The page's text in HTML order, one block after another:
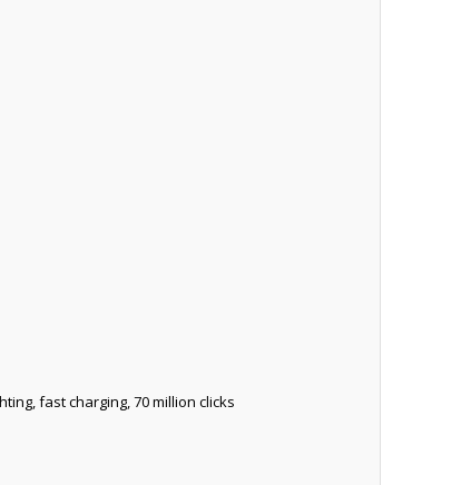
fast charging, 70 million clicks